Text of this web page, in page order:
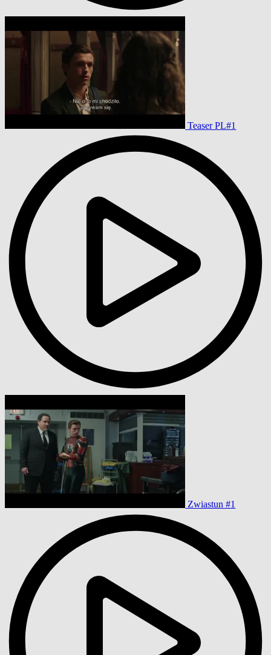
Teaser PL#1
Zwiastun #1